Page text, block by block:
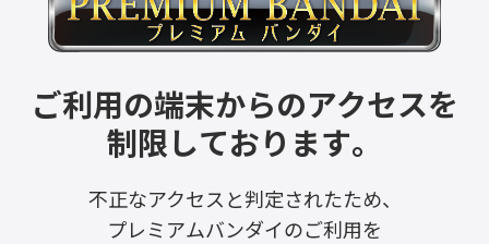
ご利用の端末からのアクセスを
制限しております。
不正なアクセスと判定されたため、
プレミアムバンダイのご利用を